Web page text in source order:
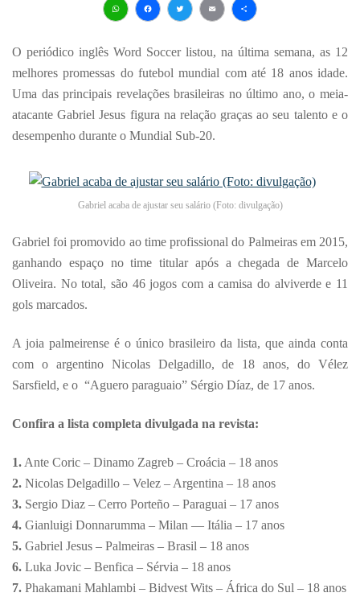
O periódico inglês Word Soccer listou, na última semana, as 12
melhores promessas do futebol mundial com até 18 anos idade.
Uma das principais revelações brasileiras no último ano, o meia-
atacante Gabriel Jesus figura na relação graças ao seu talento e o
desempenho durante o Mundial Sub-20.
Gabriel acaba de ajustar seu salário (Foto: divulgação)
Gabriel foi promovido ao time profissional do Palmeiras em 2015,
ganhando espaço no time titular após a chegada de Marcelo
Oliveira. No total, são 46 jogos com a camisa do alviverde e 11
gols marcados.
A joia palmeirense é o único brasileiro da lista, que ainda conta
com o argentino Nicolas Delgadillo, de 18 anos, do Vélez
Sarsfield, e o “Aguero paraguaio” Sérgio Díaz, de 17 anos.
Confira a lista completa divulgada na revista:
1. Ante Coric – Dinamo Zagreb – Croácia – 18 anos
2. Nicolas Delgadillo – Velez – Argentina – 18 anos
3. Sergio Diaz – Cerro Porteño – Paraguai – 17 anos
4. Gianluigi Donnarumma – Milan — Itália – 17 anos
5. Gabriel Jesus – Palmeiras – Brasil – 18 anos
6. Luka Jovic – Benfica – Sérvia – 18 anos
7. Phakamani Mahlambi – Bidvest Wits – África do Sul – 18 anos